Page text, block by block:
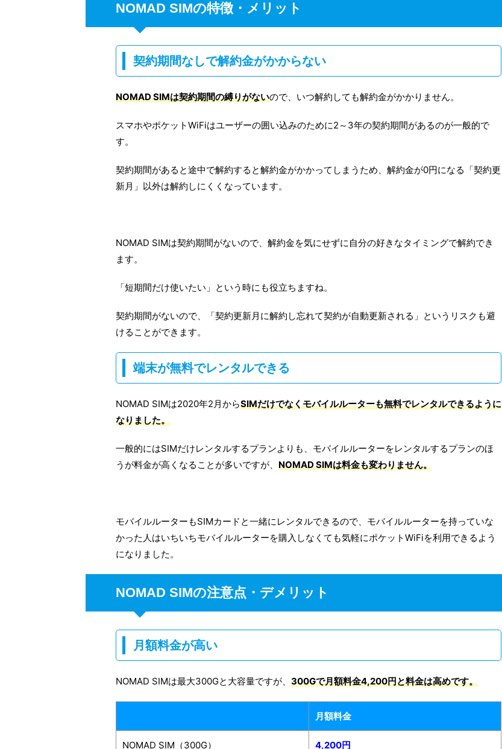
NOMAD SIMの特徴・メリット
契約期間なしで解約金がかからない
NOMAD SIMは契約期間の縛りがないので、いつ解約しても解約金がかかりません。
スマホやポケットWiFiはユーザーの囲い込みのために2～3年の契約期間があるのが一般的で
す。
契約期間があると途中で解約すると解約金がかかってしまうため、解約金が0円になる「契約更
新月」以外は解約しにくくなっています。
NOMAD SIMは契約期間がないので、解約金を気にせずに自分の好きなタイミングで解約でき
ます。
「短期間だけ使いたい」という時にも役立ちますね。
契約期間がないので、「契約更新月に解約し忘れて契約が自動更新される」というリスクも避
けることができます。
端末が無料でレンタルできる
NOMAD SIMは2020年2月からSIMだけでなくモバイルルーターも無料でレンタルできるように
なりました。
一般的にはSIMだけレンタルするプランよりも、モバイルルーターをレンタルするプランのほ
うが料金が高くなることが多いですが、 NOMAD SIMは料金も変わりません。
モバイルルーターもSIMカードと一緒にレンタルできるので、モバイルルーターを持っていな
かった人はいちいちモバイルルーターを購入しなくても気軽にポケットWiFiを利用できるよう
になりました。
NOMAD SIMの注意点・デメリット
月額料金が高い
NOMAD SIMは最大300Gと大容量ですが、 300Gで月額料金4,200円と料金は高めです。
月額料金
NOMAD SIM（300G） 4,200円